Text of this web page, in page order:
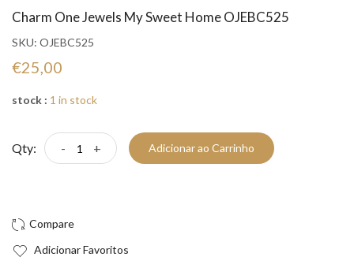
Charm One Jewels My Sweet Home OJEBC525
SKU: OJEBC525
€25,00
stock : 1 in stock
Qty: - + Adicionar ao Carrinho
Adicionar Favoritos